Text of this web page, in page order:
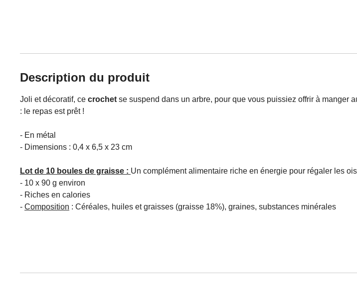
Description du produit
Joli et décoratif, ce crochet se suspend dans un arbre, pour que vous puissiez offrir à manger
: le repas est prêt !
- En métal
- Dimensions : 0,4 x 6,5 x 23 cm
Lot de 10 boules de graisse : Un complément alimentaire riche en énergie pour régaler les
- 10 x 90 g environ
- Riches en calories
- Composition : Céréales, huiles et graisses (graisse 18%), graines, substances minérales